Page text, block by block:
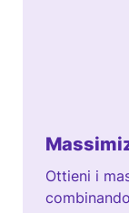
Ottieni i